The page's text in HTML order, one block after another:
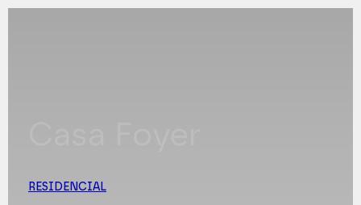
RESIDENCIAL